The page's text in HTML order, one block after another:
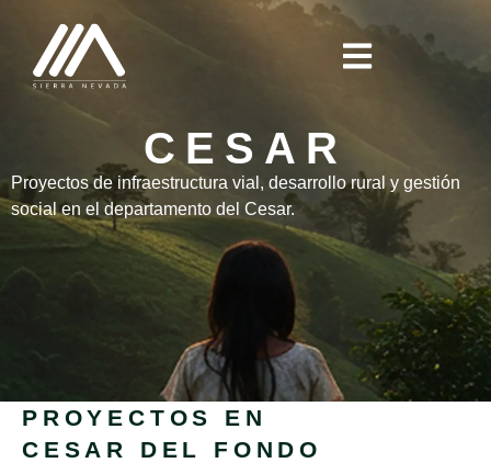
CESAR
Proyectos de infraestructura vial, desarrollo rural y gestión
social en el departamento del Cesar.
PROYECTOS EN
CESAR DEL FONDO